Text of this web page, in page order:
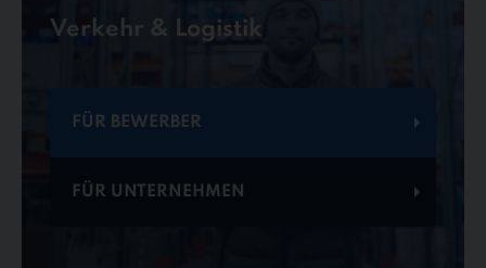
Verkehr & Logistik
FÜR BEWERBER
FÜR UNTERNEHMEN